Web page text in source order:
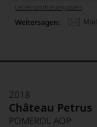
Lebensmittel­angaben
Weitersagen: Mail
2018
Château Petrus
POMEROL AOP